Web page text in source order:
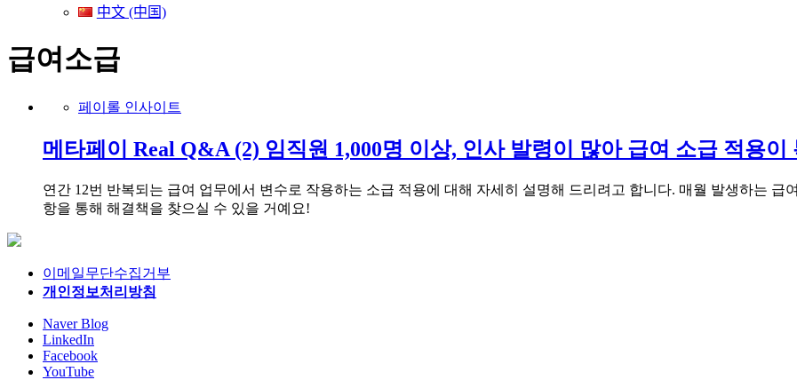
中文 (中国)
급여소급
페이롤 인사이트
메타페이 Real Q&A (2) 임직원 1,000명 이상, 인사 발령이 많아 급여 소급 적용
연간 12번 반복되는 급여 업무에서 변수로 작용하는 소급 적용에 대해 자세히 설명해 드리려고 합니다. 매월 발생하는
항을 통해 해결책을 찾으실 수 있을 거예요!
이메일무단수집거부
개인정보처리방침
Naver Blog
LinkedIn
Facebook
YouTube